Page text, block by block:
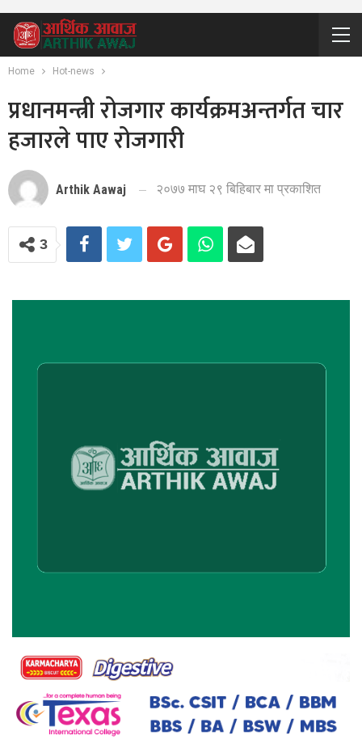
Home Hot-news
प्रधानमन्त्री रोजगार कार्यक्रमअन्तर्गत चार
हजारले पाए रोजगारी
Arthik Aawaj २०७७ माघ २९ बिहिबार मा प्रकाशित
3